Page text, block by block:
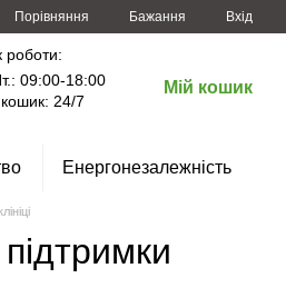
Порівняння Бажання Вхід
роботи:
09:00-18:00
24/7
Мій кошик
Енергонезалежність